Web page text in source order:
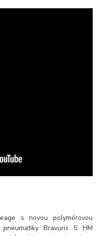
s novou polymérovou
Bravuris 5 HM